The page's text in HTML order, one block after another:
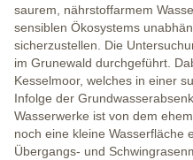
saurem, nährstoffarmem
sensiblen Ökosystems
sicherzustellen. Die
im Grunewald durchgeführt.
Kesselmoor, welches in einer
Infolge der
Wasserwerke ist von dem
noch eine kleine Wasserfläche
Übergangs- und